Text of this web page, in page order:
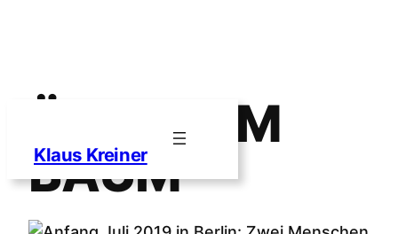
springen
Klaus Kreiner
ÜBER DEM
BAUM